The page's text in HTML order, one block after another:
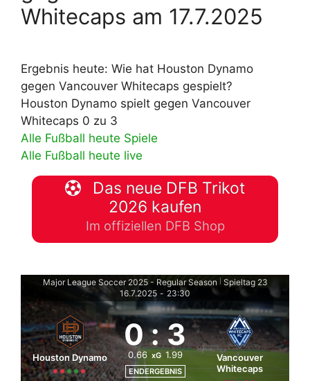
Whitecaps am 17.7.2025
Ergebnis heute: Wie hat Houston Dynamo
gegen Vancouver Whitecaps gespielt?
Houston Dynamo spielt gegen Vancouver
Whitecaps 0 zu 3
Alle Fußball heute Spiele
Alle Fußball heute live
Das neue DFB Trikot
2026 kaufen
Im offiziellen DFB Shop
Major League Soccer 2025 - Regular Season
Spieltag 23
16.7.2025 - 23:30
Houston Dynamo
0: 3
0.66 xG 1.99
ENDERGEBNIS
Vancouver
Whitecaps